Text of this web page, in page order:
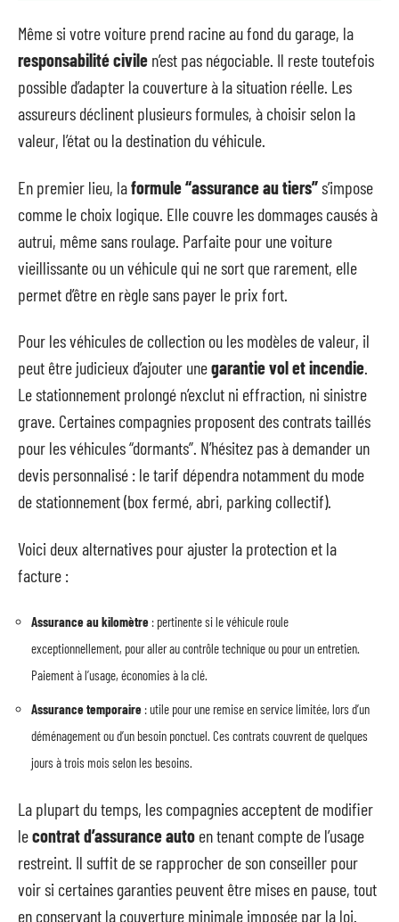
Même si votre voiture prend racine au fond du garage, la
responsabilité civile n’est pas négociable. Il reste toutefois
possible d’adapter la couverture à la situation réelle. Les
assureurs déclinent plusieurs formules, à choisir selon la
valeur, l’état ou la destination du véhicule.
En premier lieu, laformule “assurance au tiers”s’impose
comme le choix logique. Elle couvre les dommages causés à
autrui, même sans roulage. Parfaite pour une voiture
vieillissante ou un véhicule qui ne sort que rarement, elle
permet d’être en règle sans payer le prix fort.
Pour les véhicules de collection ou les modèles de valeur, il
peut être judicieux d’ajouter unegarantie vol et incendie.
Le stationnement prolongé n’exclut ni effraction, ni sinistre
grave. Certaines compagnies proposent des contrats taillés
pour les véhicules “dormants”. N’hésitez pas à demander un
devis personnalisé : le tarif dépendra notamment du mode
de stationnement (box fermé, abri, parking collectif).
Voici deux alternatives pour ajuster la protection et la
facture :
Assurance au kilomètre : pertinente si le véhicule roule
exceptionnellement, pour aller au contrôle technique ou pour un entretien.
Paiement à l’usage, économies à la clé.
Assurance temporaire : utile pour une remise en service limitée, lors d’un
déménagement ou d’un besoin ponctuel. Ces contrats couvrent de quelques
jours à trois mois selon les besoins.
La plupart du temps, les compagnies acceptent de modifier
lecontrat d’assurance auto en tenant compte de l’usage
restreint. Il suffit de se rapprocher de son conseiller pour
voir si certaines garanties peuvent être mises en pause, tout
en conservant la couverture minimale imposée par la loi.